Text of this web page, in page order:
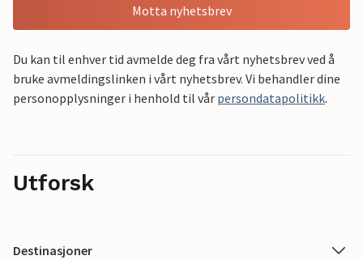
Motta nyhetsbrev
Du kan til enhver tid avmelde deg fra vårt nyhetsbrev ved å
bruke avmeldingslinken i vårt nyhetsbrev. Vi behandler dine
personopplysninger i henhold til vår persondatapolitikk.
Utforsk
Destinasjoner